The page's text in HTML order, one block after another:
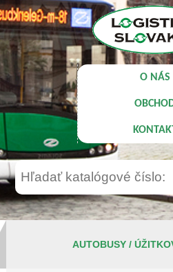
O NÁS
AUTOBUSY /